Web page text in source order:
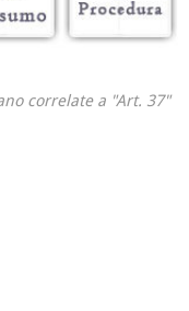
correlate a "Art. 37"